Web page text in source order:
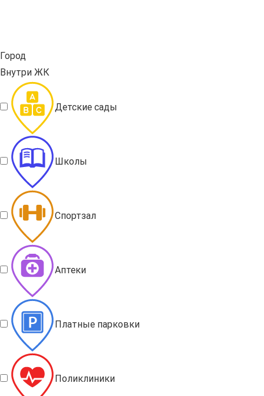
Город
Внутри ЖК
Детские сады
Школы
Спортзал
Аптеки
Платные парковки
Поликлиники